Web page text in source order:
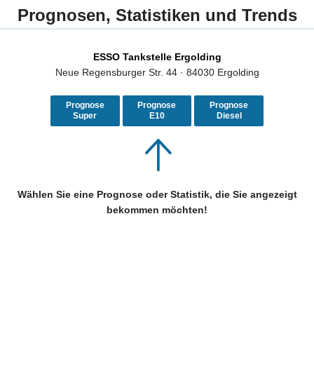
Prognosen, Statistiken und Trends
ESSO Tankstelle Ergolding
Neue Regensburger Str. 44 · 84030 Ergolding
Prognose
Super
Prognose
E10
Prognose
Diesel
Wählen Sie eine Prognose oder Statistik, die Sie angezeigt
bekommen möchten!